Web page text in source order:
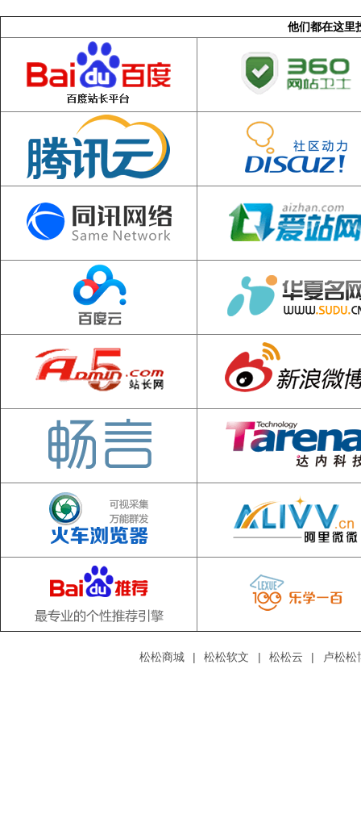
他们都在这里
松松商城|松松软文 | 松松云 | 卢松松